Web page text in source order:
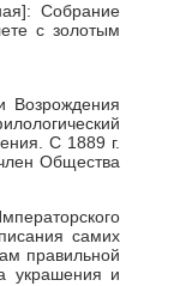
Собрание
с золотым
Возрождения
С 1889 г.
Общества
самих
правильной
украшения и